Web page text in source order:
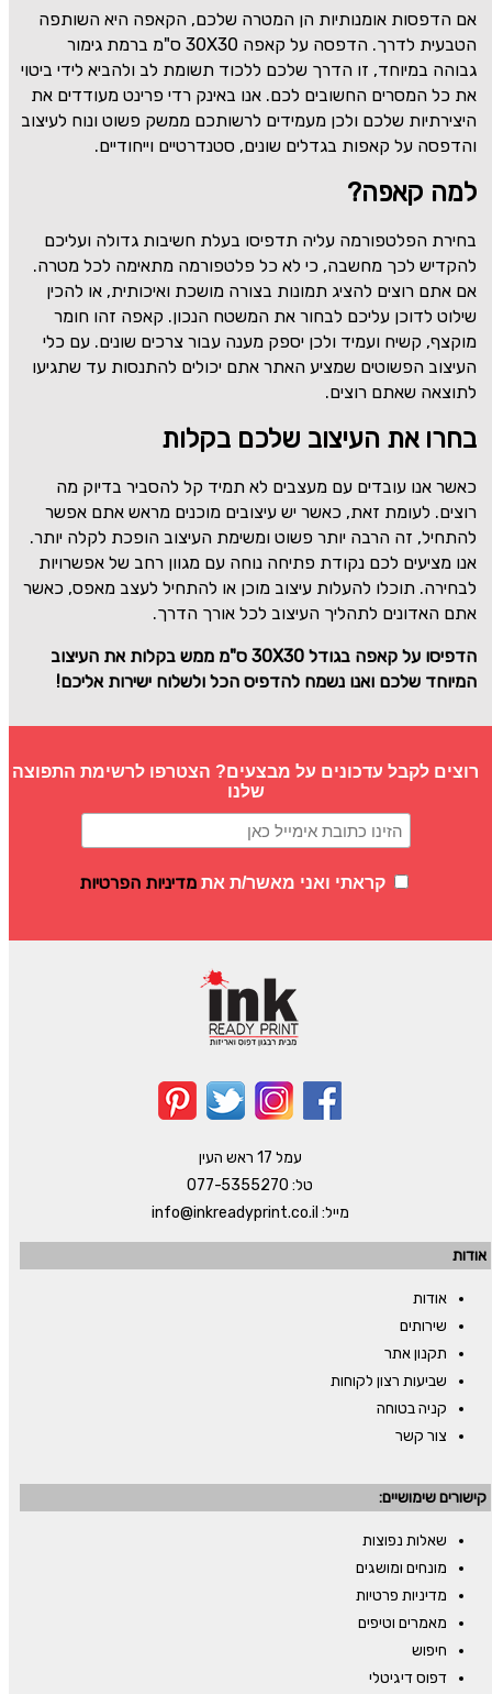
אם הדפסות אומנותיות הן המטרה שלכם, הקאפה היא השותפה
הטבעית לדרך. הדפסה על קאפה 30X30 ס"מ ברמת גימור
גבוהה במיוחד, זו הדרך שלכם ללכוד תשומת לב ולהביא לידי ביטוי
את כל המסרים החשובים לכם. אנו באינק רדי פרינט מעודדים את
היצירתיות שלכם ולכן מעמידים לרשותכם ממשק פשוט ונוח לעיצוב
והדפסה על קאפות בגדלים שונים, סטנדרטיים וייחודיים.
למה קאפה?
בחירת הפלטפורמה עליה תדפיסו בעלת חשיבות גדולה ועליכם
להקדיש לכך מחשבה, כי לא כל פלטפורמה מתאימה לכל מטרה.
אם אתם רוצים להציג תמונות בצורה מושכת ואיכותית, או להכין
שילוט לדוכן עליכם לבחור את המשטח הנכון. קאפה זהו חומר
מוקצף, קשיח ועמיד ולכן יספק מענה עבור צרכים שונים. עם כלי
העיצוב הפשוטים שמציע האתר אתם יכולים להתנסות עד שתגיעו
לתוצאה שאתם רוצים.
בחרו את העיצוב שלכם בקלות
כאשר אנו עובדים עם מעצבים לא תמיד קל להסביר בדיוק מה
רוצים. לעומת זאת, כאשר יש עיצובים מוכנים מראש אתם אפשר
להתחיל, זה הרבה יותר פשוט ומשימת העיצוב הופכת לקלה יותר.
אנו מציעים לכם נקודת פתיחה נוחה עם מגוון רחב של אפשרויות
לבחירה. תוכלו להעלות עיצוב מוכן או להתחיל לעצב מאפס, כאשר
אתם האדונים לתהליך העיצוב לכל אורך הדרך.
הדפיסו על קאפה בגודל 30X30 ס"מ ממש בקלות את העיצוב
המיוחד שלכם ואנו נשמח להדפיס הכל ולשלוח ישירות אליכם!
רוצים לקבל עדכונים על מבצעים? הצטרפו לרשימת התפוצה
שלנו
קראתי ואני מאשר/ת את מדיניות הפרטיות
עמל 17 ראש העין
טל: 077-5355270
מייל: info@inkreadyprint.co.il
אודות
אודות
שירותים
תקנון אתר
שביעות רצון לקוחות
קניה בטוחה
צור קשר
קישורים שימושיים:
שאלות נפוצות
מונחים ומושגים
מדיניות פרטיות
מאמרים וטיפים
חיפוש
דפוס דיגיטלי